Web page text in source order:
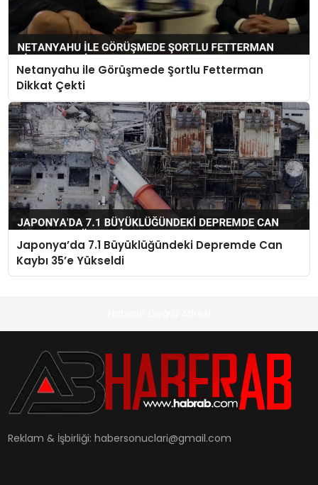
Netanyahu ile Görüşmede Şortlu Fetterman
Dikkat Çekti
Japonya’da 7.1 Büyüklüğündeki Depremde Can
Kaybı 35’e Yükseldi
Reklam & İşbirliği:habersonuclari@gmail.com